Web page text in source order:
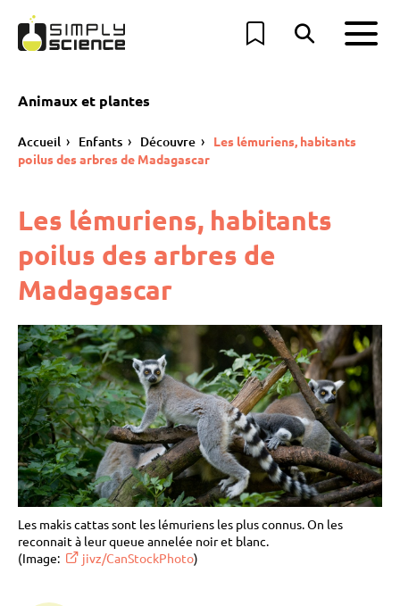
Animaux et plantes
Accueil Enfants Découvre
Les lémuriens, habitants
poilus des arbres de Madagascar
Les lémuriens, habitants
poilus des arbres de
Madagascar
Les makis cattas sont les lémuriens les plus connus. On les
reconnait à leur queue annelée noir et blanc.
(Image:
jivz/CanStockPhoto)